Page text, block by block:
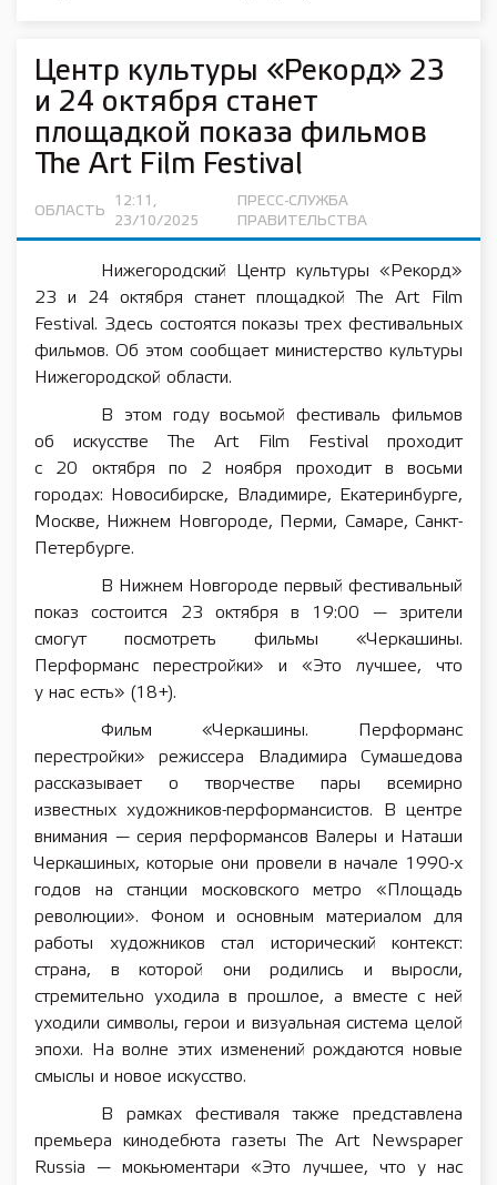
Центр культуры «Рекорд» 23
и 24 октября станет
площадкой показа фильмов
The Art Film Festival
ОБЛАСТЬ
12:11,
23/10/2025
ПРЕСС-СЛУЖБА
ПРАВИТЕЛЬСТВА
Нижегородский Центр культуры «Рекорд»
23 и 24 октября станет площадкой The Art Film
Festival. Здесь состоятся показы трех фестивальных
фильмов. Об этом сообщает министерство культуры
Нижегородской области.
В этом году восьмой фестиваль фильмов
об искусстве The Art Film Festival проходит
с 20 октября по 2 ноября проходит в восьми
городах: Новосибирске, Владимире, Екатеринбурге,
Москве, Нижнем Новгороде, Перми, Самаре, Санкт-
Петербурге.
В Нижнем Новгороде первый фестивальный
показ состоится 23 октября в 19:00 — зрители
смогут посмотреть фильмы «Черкашины.
Перформанс перестройки» и «Это лучшее, что
у нас есть» (18+).
Фильм «Черкашины. Перформанс
перестройки» режиссера Владимира Сумашедова
рассказывает о творчестве пары всемирно
известных художников-перформансистов. В центре
внимания — серия перформансов Валеры и Наташи
Черкашиных, которые они провели в начале 1990-х
годов на станции московского метро «Площадь
революции». Фоном и основным материалом для
работы художников стал исторический контекст:
страна, в которой они родились и выросли,
стремительно уходила в прошлое, а вместе с ней
уходили символы, герои и визуальная система целой
эпохи. На волне этих изменений рождаются новые
смыслы и новое искусство.
В рамках фестиваля также представлена
премьера кинодебюта газеты The Art Newspaper
Russia — мокьюментари «Это лучшее, что у нас